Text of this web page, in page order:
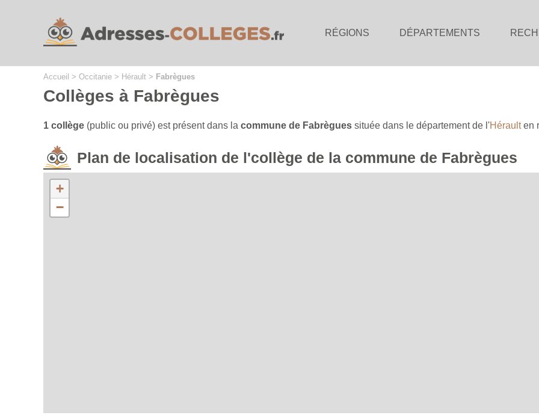
RÉGIONS DÉPARTEMENTS
Accueil > Occitanie > Hérault > Fabrègues
Collèges à Fabrègues
1 collège (public ou privé) est présent dans la commune de Fabrègues située dans le département de l'Héraulten
Plan de localisation de l'collège de la commune de Fabrègues
+
−